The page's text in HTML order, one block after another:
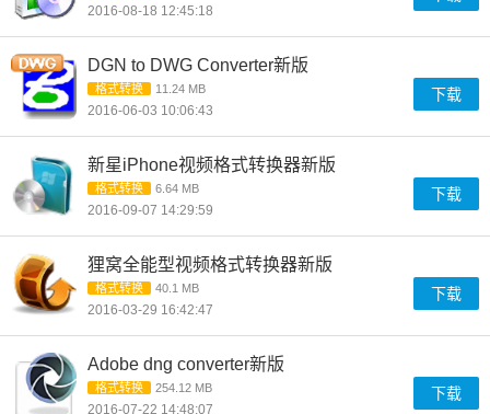
2016-08-18 12:45:18
DGN to DWG Converter新版
格式转换 11.24 MB
2016-06-03 10:06:43
下载
新星iPhone视频格式转换器新版
格式转换 6.64 MB
2016-09-07 14:29:59
下载
狸窝全能型视频格式转换器新版
格式转换 40.1 MB
2016-03-29 16:42:47
下载
Adobe dng converter新版
格式转换 254.12 MB
2016-07-22 14:48:07
下载